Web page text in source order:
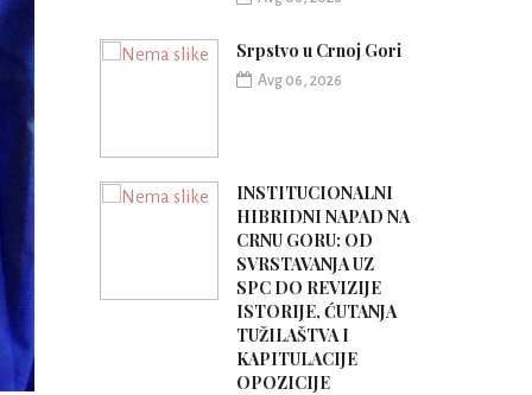
Srpstvo u Crnoj Gori
Avg 06, 2026
INSTITUCIONALNI
HIBRIDNI NAPAD NA
CRNU GORU: OD
SVRSTAVANJA UZ
SPC DO REVIZIJE
ISTORIJE, ĆUTANJA
TUŽILAŠTVA I
KAPITULACIJE
OPOZICIJE